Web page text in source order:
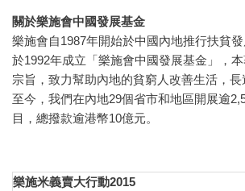
關於樂施會中國發展基金
樂施會自1987年開始於中國內地推行扶貧
於1992年成立「樂施會中國發展基金」，
宗旨，致力幫助內地的貧窮人改善生活，
至今，我們在內地29個省市和地區開展逾
目，總撥款逾港幣10億元。
樂施米義賣大行動2015